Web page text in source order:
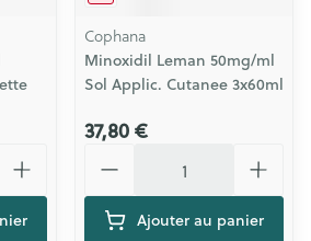
Cophana
Minoxidil Leman 50mg/ml
Sol Applic. Cutanee 3x60ml
37,80 €
Ajouter au panier